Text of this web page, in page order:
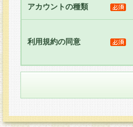
た全ての会員に対し
りま す。
3.当社は、会員の事
方 法・手段にて、
きるものとします。
に掲示したときに
てその効力を生じる
アカウントの種類
利用規約の同意